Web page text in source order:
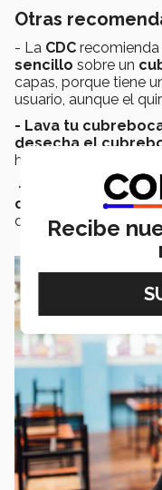
Otras
- La CDC recomienda
sencillo sobre un
capas, porque tiene
usuario, aunque el
- Lava tu
desecha el
humedezca o ensucie.
- No uses los
cubrebocas,ya que
desconoce.
Recibe